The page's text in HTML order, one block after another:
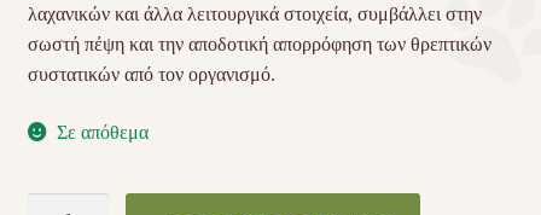
λαχανικών και άλλα λειτουργικά στοιχεία, συμβάλλει στην
σωστή πέψη και την αποδοτική απορρόφηση των θρεπτικών
συστατικών από τον οργανισμό.
Σε απόθεμα